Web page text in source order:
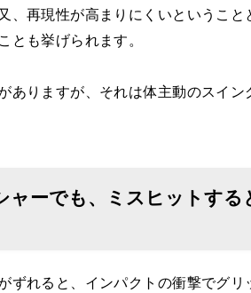
、再現性が高まりにくいというこ
も挙げられます。
ありますが、それは体主動のスイ
ャーでも、ミスヒットす
ずれると、インパクトの衝撃でグリ